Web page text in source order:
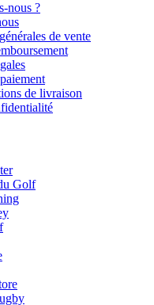
nous ?
de vente
de livraison
Golf